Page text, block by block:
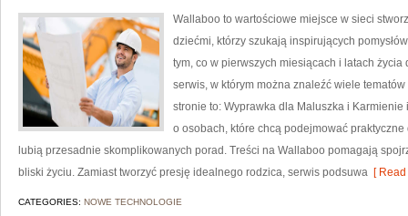
Wallaboo to wartościowe miejsce w sieci
dziećmi, którzy szukają inspirujących
tym, co w pierwszych miesiącach i latach
serwis, w którym można znaleźć wiele
stronie to: Wyprawka dla Maluszka i Karmienie
o osobach, które chcą podejmować
lubią przesadnie skomplikowanych porad. Treści na Wallaboo pomagają
bliski życiu. Zamiast tworzyć presję idealnego rodzica, serwis podsuwa [
CATEGORIES: NOWE TECHNOLOGIE